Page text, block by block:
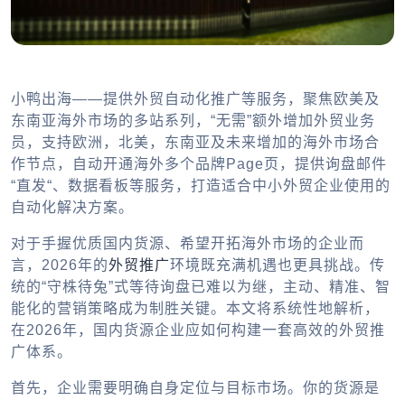
小鸭出海——提供外贸自动化推广等服务，聚焦欧美及
东南亚海外市场的多站系列，“无需”额外增加外贸业务
员，支持欧洲，北美，东南亚及未来增加的海外市场合
作节点，自动开通海外多个品牌Page页，提供询盘邮件
“直发“、数据看板等服务，打造适合中小外贸企业使用的
自动化解决方案。
对于手握优质国内货源、希望开拓海外市场的企业而
言，2026年的外贸推广环境既充满机遇也更具挑战。传
统的“守株待兔”式等待询盘已难以为继，主动、精准、智
能化的营销策略成为制胜关键。本文将系统性地解析，
在2026年，国内货源企业应如何构建一套高效的外贸推
广体系。
首先，企业需要明确自身定位与目标市场。你的货源是